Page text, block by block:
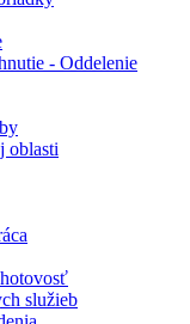
- Oddelenie
oblasti
služieb